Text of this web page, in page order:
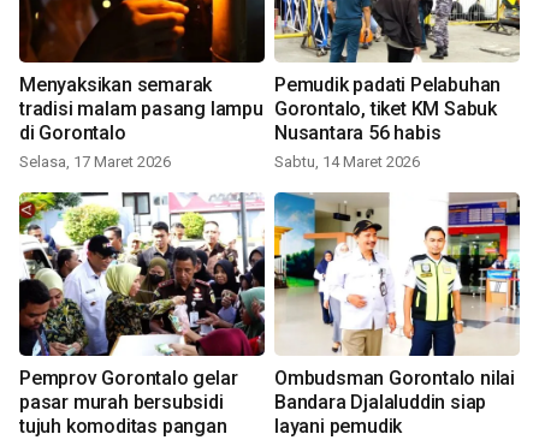
Menyaksikan semarak
tradisi malam pasang lampu
di Gorontalo
Selasa, 17 Maret 2026
Pemudik padati Pelabuhan
Gorontalo, tiket KM Sabuk
Nusantara 56 habis
Sabtu, 14 Maret 2026
Pemprov Gorontalo gelar
pasar murah bersubsidi
tujuh komoditas pangan
Ombudsman Gorontalo nilai
Bandara Djalaluddin siap
layani pemudik